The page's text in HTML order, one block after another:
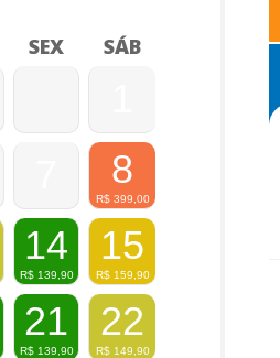
SEX SÁB
8
R$ 399,00
14
R$ 139,90
15
R$ 159,90
21
R$ 139,90
22
R$ 149,90